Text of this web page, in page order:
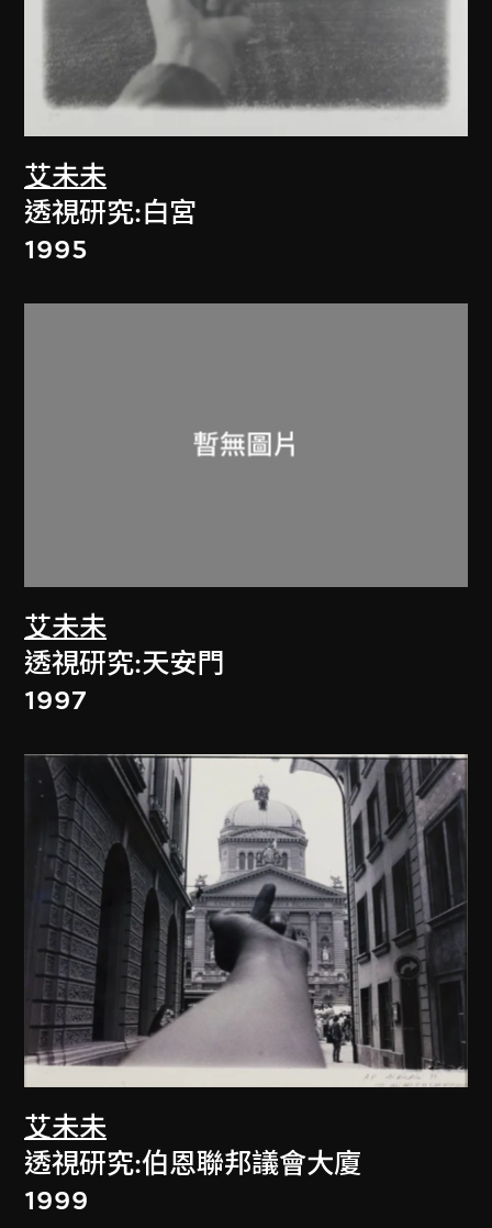
艾未未
透視研究:白宮
1995
艾未未
透視研究:天安門
1997
艾未未
透視研究:伯恩聯邦議會大廈
1999